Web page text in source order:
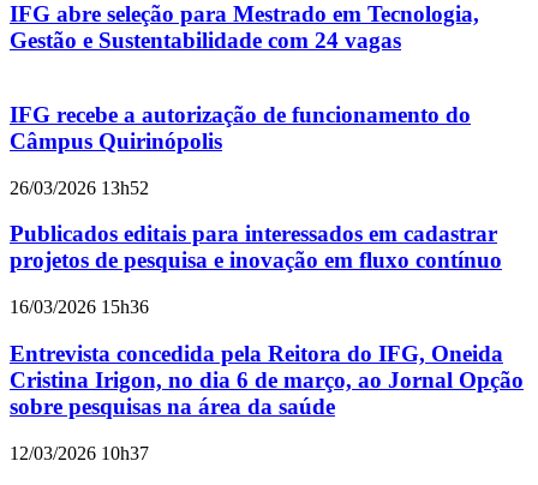
IFG abre seleção para Mestrado em Tecnologia,
Gestão e Sustentabilidade com 24 vagas
IFG recebe a autorização de funcionamento do
Câmpus Quirinópolis
26/03/2026 13h52
Publicados editais para interessados em cadastrar
projetos de pesquisa e inovação em fluxo contínuo
16/03/2026 15h36
Entrevista concedida pela Reitora do IFG, Oneida
Cristina Irigon, no dia 6 de março, ao Jornal Opção
sobre pesquisas na área da saúde
12/03/2026 10h37